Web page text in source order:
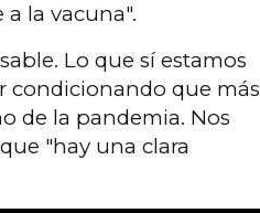
la vacuna".
Lo que sí estamos
condicionando que más
de la pandemia. Nos
"hay una clara